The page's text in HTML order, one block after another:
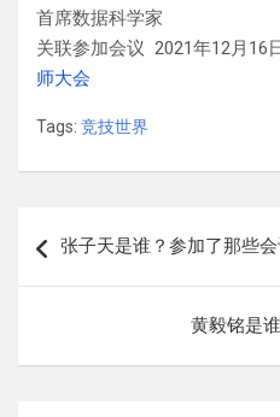
首席数据科学家
关联参加会议 2021年12月16
师大会
Tags: 竞技世界
章
张子天是谁？参加了那些会
黄毅铭是